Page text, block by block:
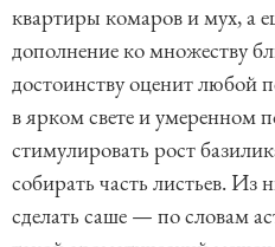
квартиры комаров и мух, а
дополнение ко множеству
достоинству оценит любой
в ярком свете и умеренном
стимулировать рост
собирать часть листьев.
сделать саше — по словам